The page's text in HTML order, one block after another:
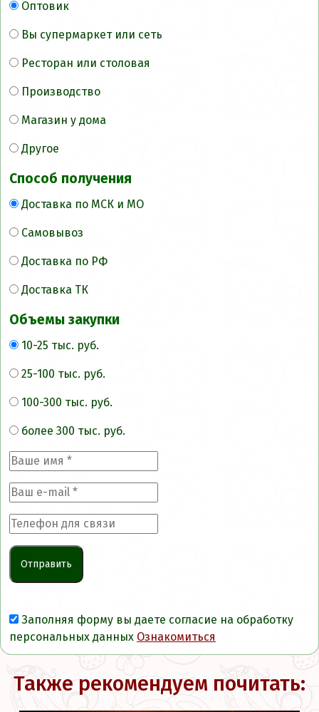
Оптовик
Вы супермаркет или сеть
Ресторан или столовая
Производство
Магазин у дома
Другое
Способ получения
Доставка по МСК и МО
Самовывоз
Доставка по РФ
Доставка ТК
Объемы закупки
10-25 тыс. руб.
25-100 тыс. руб.
100-300 тыс. руб.
более 300 тыс. руб.
Заполняя форму вы даете согласие на обработку
персональных данных Ознакомиться
Также рекомендуем почитать: